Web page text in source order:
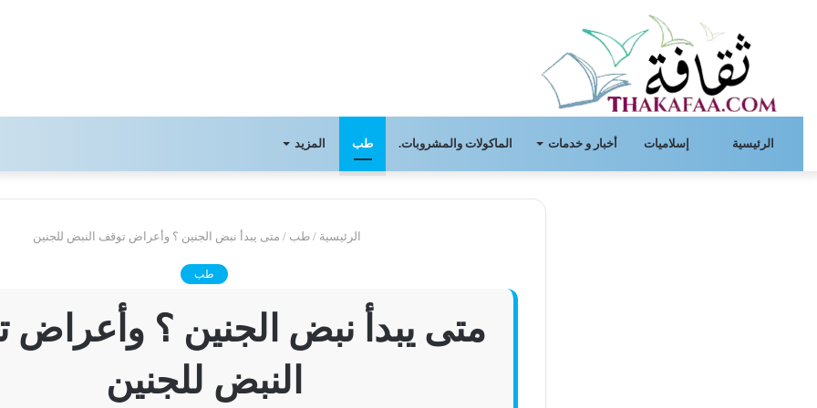
الرئيسية إسلاميات أخبار و خدمات الماكولات والمشروبات. طب المزيد
الرئيسية / طب / متى يبدأ نبض الجنين ؟ وأعراض توقف النبض للجنين
طب
متى يبدأ نبض الجنين ؟
النبض للجنين